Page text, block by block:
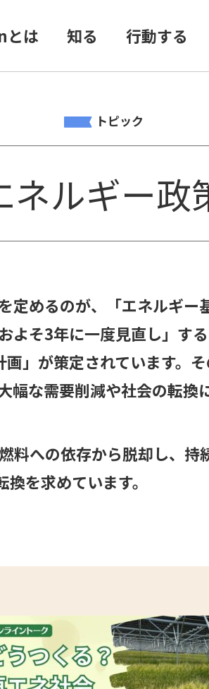
とは 知る 行動する
トピック
ネルギー政
定めるのが、「エネルギ
よそ3年に一度見直し」す
」が策定されています。
幅な需要削減や社会の転換
料への依存から脱却し、持
を求めています。